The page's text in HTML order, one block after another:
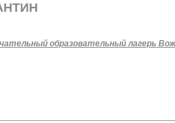
образовательный лагерь